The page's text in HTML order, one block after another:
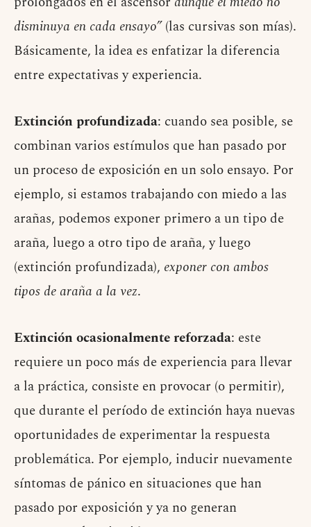
disminuya en cada ensayo”(las cursivas son mías).
Básicamente, la idea es enfatizar la diferencia
entre expectativas y experiencia.
Extinción profundizada: cuando sea posible, se
combinan varios estímulos que han pasado por
un proceso de exposición en un solo ensayo. Por
ejemplo, si estamos trabajando con miedo a las
arañas, podemos exponer primero a un tipo de
araña, luego a otro tipo de araña, y luego
(extinción profundizada), exponer con ambos
tipos de araña a la vez.
Extinción ocasionalmente reforzada: este
requiere un poco más de experiencia para llevar
a la práctica, consiste en provocar (o permitir),
que durante el período de extinción haya nuevas
oportunidades de experimentar la respuesta
problemática. Por ejemplo, inducir nuevamente
síntomas de pánico en situaciones que han
pasado por exposición y ya no generan